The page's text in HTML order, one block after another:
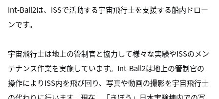
Int-Ball2は、ISSで活動する宇宙飛行士を支援する船内ドロー
ンです。
宇宙飛行士は地上の管制官と協力して様々な実験やISSのメン
テナンス作業を実施しています。Int-Ball2は地上の管制官の
操作によりISS内を飛び回り、写真や動画の撮影を宇宙飛行士